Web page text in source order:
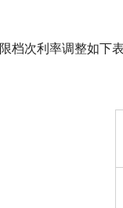
次利率调整如下